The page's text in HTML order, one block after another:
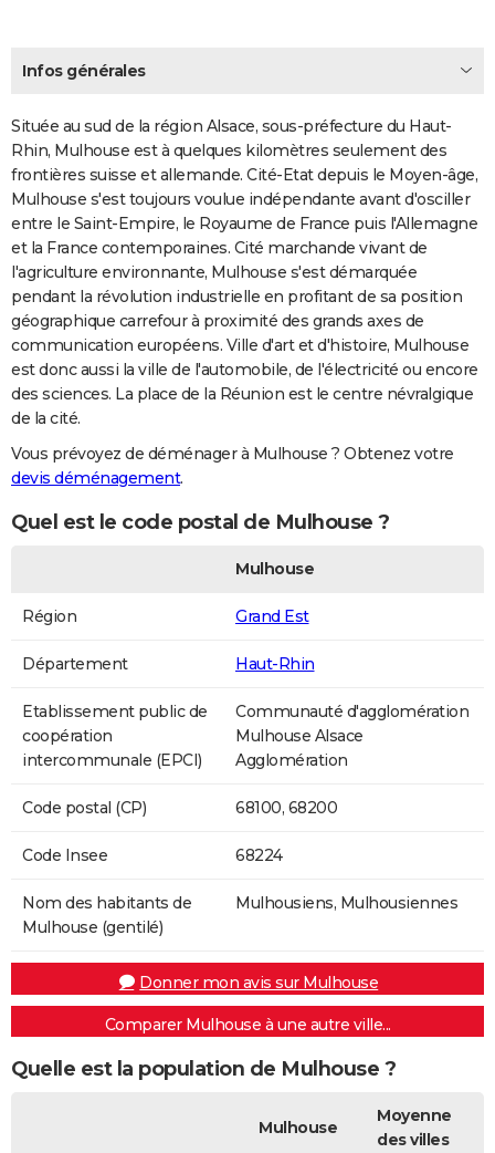
Infos générales
Située au sud de la région Alsace, sous-préfecture du Haut-
Rhin, Mulhouse est à quelques kilomètres seulement des
frontières suisse et allemande. Cité-Etat depuis le Moyen-âge,
Mulhouse s'est toujours voulue indépendante avant d'osciller
entre le Saint-Empire, le Royaume de France puis l'Allemagne
et la France contemporaines. Cité marchande vivant de
l'agriculture environnante, Mulhouse s'est démarquée
pendant la révolution industrielle en profitant de sa position
géographique carrefour à proximité des grands axes de
communication européens. Ville d'art et d'histoire, Mulhouse
est donc aussi la ville de l'automobile, de l'électricité ou encore
des sciences. La place de la Réunion est le centre névralgique
de la cité.
Vous prévoyez de déménager à Mulhouse ? Obtenez votre
devis déménagement.
Quel est le code postal de Mulhouse ?
Mulhouse
Région Grand Est
Département Haut-Rhin
Etablissement public de
coopération
intercommunale (EPCI)
Communauté d'agglomération
Mulhouse Alsace
Agglomération
Code postal (CP) 68100, 68200
Code Insee 68224
Nom des habitants de
Mulhouse (gentilé)
Mulhousiens, Mulhousiennes
Donner mon avis sur Mulhouse
Comparer Mulhouse à une autre ville...
Quelle est la population de Mulhouse ?
Mulhouse
Moyenne
des villes